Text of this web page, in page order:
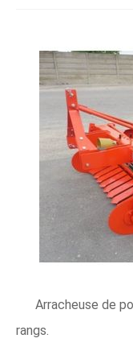
Arracheuse de
rangs.